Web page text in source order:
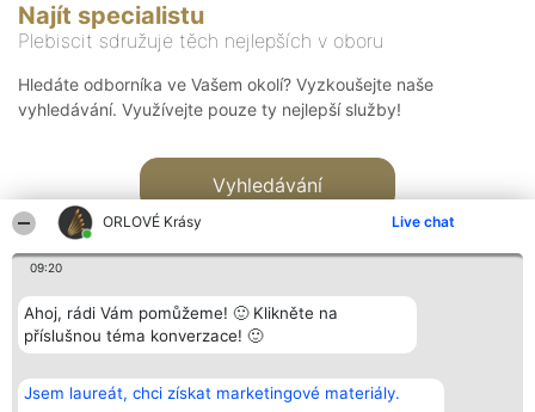
ORLOVÉ Krásy Live chat
09:20
Ahoj, rádi Vám pomůžeme! 🙂 Klikněte na
příslušnou téma konverzace! 🙂
Jsem laureát, chci získat marketingové materiály.
Najít specialistu
Plebiscit sdružuje těch nejlepších v oboru
Hledáte odborníka ve Vašem okolí? Vyzkoušejte naše
vyhledávání. Využívejte pouze ty nejlepší služby!
Vyhledávání
Bright Side Solutions sp. z o.
o. sp. k.
Vítězové
Seznam všech
Kontakt